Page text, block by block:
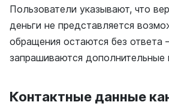
Пользователи указывают, что
деньги не представляется
обращения остаются без ответа
запрашиваются дополнительные
Контактные данные